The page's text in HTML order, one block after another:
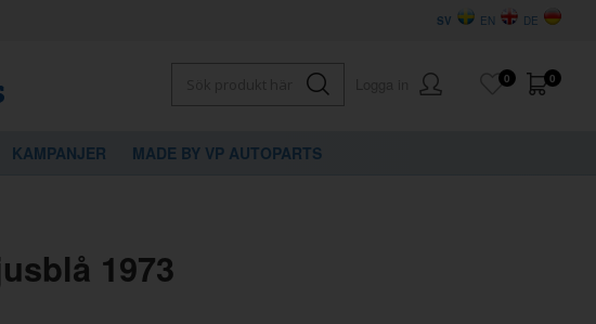
DE
EN
SV
0
0
KAMPANJER MADE BY VP AUTOPARTS
1973